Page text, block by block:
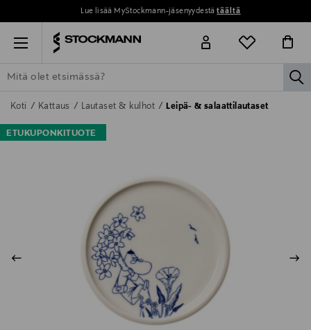
Lue lisää MyStockmann-jäsenyydestätäältä
Menu
ETSI KAIKKI NAISET MIEHET LAPSET KOTI
Koti Kattaus Lautaset & kulhot Leipä- & salaattilautaset
ETUKUPONKITUOTE